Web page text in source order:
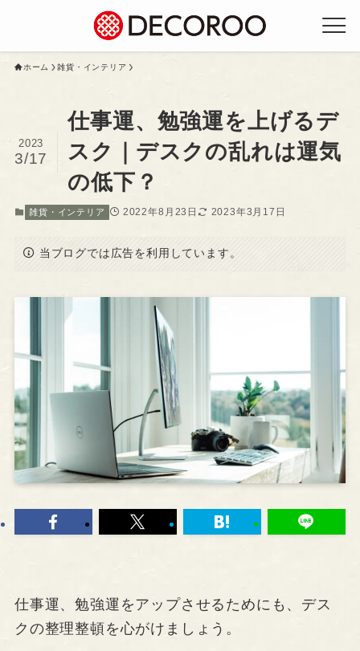
ホーム 雑貨・インテリア
仕事運、勉強運を上げるデ
スク｜デスクの乱れは運気
の低下？
2023
3/17
雑貨・インテリア 2022年8月23日 2023年3月17日
当ブログでは広告を利用しています。
仕事運、勉強運をアップさせるためにも、デス
クの整理整頓を心がけましょう。